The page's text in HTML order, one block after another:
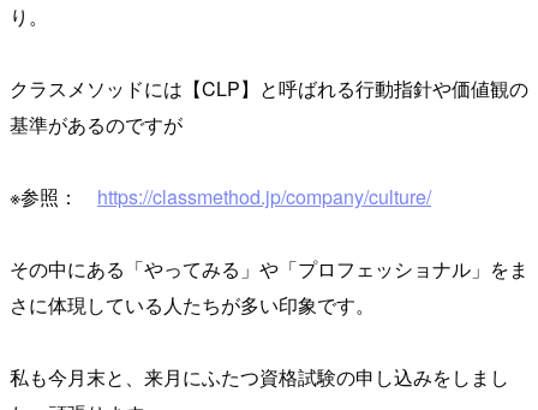
り。
クラスメソッドには【CLP】と呼ばれる行動指針や価値観の
基準があるのですが
※参照： https://classmethod.jp/company/culture/
その中にある「やってみる」や「プロフェッショナル」をま
さに体現している人たちが多い印象です。
私も今月末と、来月にふたつ資格試験の申し込みをしまし